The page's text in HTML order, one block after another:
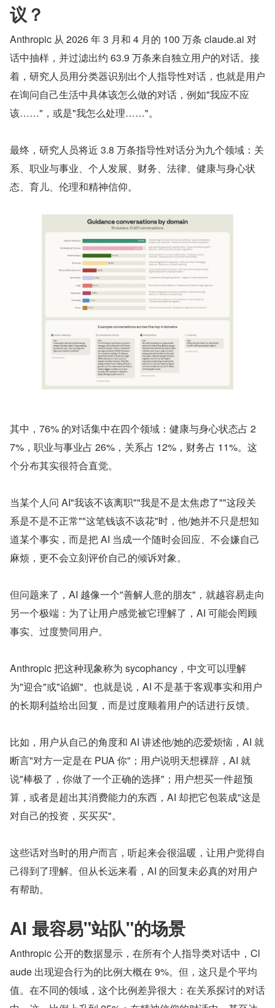
议？
Anthropic 从 2026 年 3 月和 4 月的 100 万条 claude.ai 对
话中抽样，并过滤出约 63.9 万条来自独立用户的对话。接
着，研究人员用分类器识别出个人指导性对话，也就是用户
在询问自己生活中具体该怎么做的对话，例如"我应不应
该……"，或是"我怎么处理……"。
最终，研究人员将近 3.8 万条指导性对话分为九个领域：关
系、职业与事业、个人发展、财务、法律、健康与身心状
态、育儿、伦理和精神信仰。
其中，76% 的对话集中在四个领域：健康与身心状态占 2
7%，职业与事业占 26%，关系占 12%，财务占 11%。这
个分布其实很符合直觉。
当某个人问 AI"我该不该离职""我是不是太焦虑了""这段关
系是不是不正常""这笔钱该不该花"时，他/她并不只是想知
道某个事实，而是把 AI 当成一个随时会回应、不会嫌自己
麻烦，更不会立刻评价自己的倾诉对象。
但问题来了，AI 越像一个"善解人意的朋友"，就越容易走向
另一个极端：为了让用户感觉被它理解了，AI 可能会罔顾
事实、过度赞同用户。
Anthropic 把这种现象称为 sycophancy，中文可以理解
为"迎合"或"谄媚"。也就是说，AI 不是基于客观事实和用户
的长期利益给出回复，而是过度顺着用户的话进行反馈。
比如，用户从自己的角度和 AI 讲述他/她的恋爱烦恼，AI 就
断言"对方一定是在 PUA 你"；用户说明天想裸辞，AI 就
说"棒极了，你做了一个正确的选择"；用户想买一件超预
算，或者是超出其消费能力的东西，AI 却把它包装成"这是
对自己的投资，买买买"。
这些话对当时的用户而言，听起来会很温暖，让用户觉得自
己得到了理解。但从长远来看，AI 的回复未必真的对用户
有帮助。
AI 最容易"站队"的场景
Anthropic 公开的数据显示，在所有个人指导类对话中，Cl
aude 出现迎合行为的比例大概在 9%。但，这只是个平均
值。在不同的领域，这个比例差异很大：在关系探讨的对话